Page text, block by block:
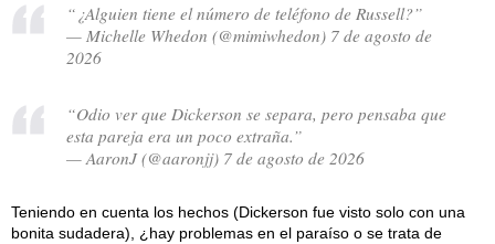
“¿Alguien tiene el número de teléfono de Russell?”
— Michelle Whedon (@mimiwhedon) 7 de agosto de
2026
“Odio ver que Dickerson se separa, pero pensaba que
esta pareja era un poco extraña.”
— AaronJ (@aaronjj) 7 de agosto de 2026
Teniendo en cuenta los hechos (Dickerson fue visto solo con una
bonita sudadera), ¿hay problemas en el paraíso o se trata de